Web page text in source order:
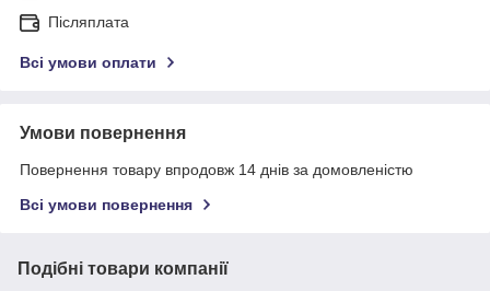
Післяплата
Всі умови оплати
Умови повернення
Повернення товару впродовж 14 днів за домовленістю
Всі умови повернення
Подібні товари компанії